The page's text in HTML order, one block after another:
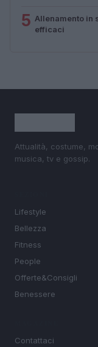
5 Allenamento in
efficaci
Attualità, costume,
musica, tv e gossip.
Lifestyle
Bellezza
Fitness
People
Offerte&Consigli
Benessere
Contattaci